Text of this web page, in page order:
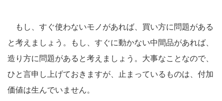
もし、すぐ使わないモノがあれば、買い方に問題がある
と考えましょう。もし、すぐに動かない中間品があれば、
造り方に問題があると考えましょう。大事なことなので、
ひと言申し上げておきますが、止まっているものは、付加
価値は生んでいません。